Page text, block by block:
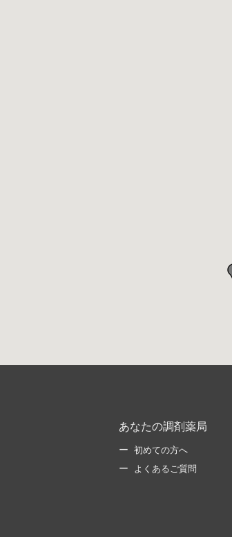
あなたの調剤薬局
初めての方へ
よくあるご質問